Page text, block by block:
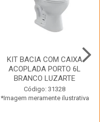
KIT BACIA COM CAIXA
ACOPLADA PORTO 6L
BRANCO LUZARTE
Código: 31328
*Imagem meramente ilustrativa